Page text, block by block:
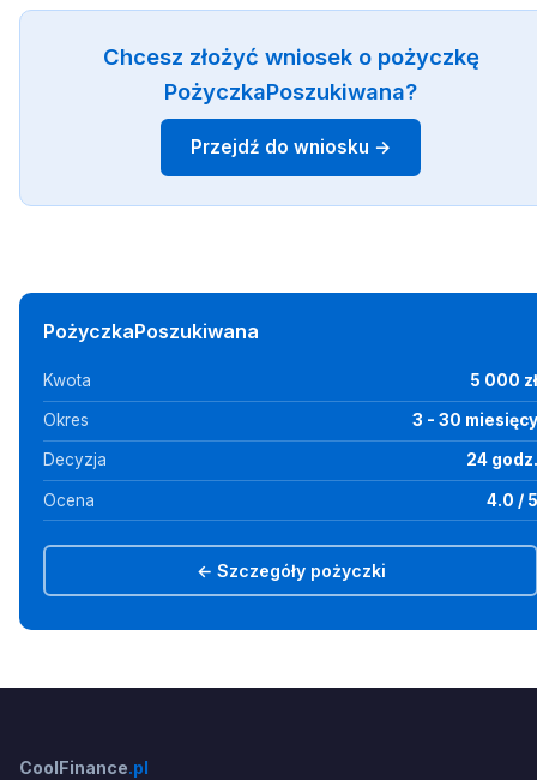
Chcesz złożyć wniosek o pożyczkę
PożyczkaPoszukiwana?
Przejdź do wniosku →
PożyczkaPoszukiwana
Kwota 5 000 zł
Okres 3 - 30 miesięcy
Decyzja 24 godz.
Ocena 4.0 / 5
← Szczegóły pożyczki
CoolFinance.pl